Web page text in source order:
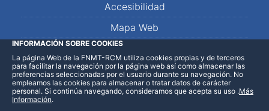
Accesibilidad
Mapa Web
LinkedInFacebookWhatsApp
INFORMACIÓN SOBRE COOKIES
La página Web de la FNMT-RCM utiliza cookies propias y de terceros
para facilitar la navegación por la página web así como almacenar las
preferencias seleccionadas por el usuario durante su navegación. No
empleamos las cookies para almacenar o tratar datos de carácter
personal. Si continúa navegando, consideramos que acepta su uso .Más
Información.